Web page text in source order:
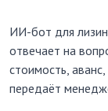
ИИ-бот для
отвечает на
стоимость,
передаёт